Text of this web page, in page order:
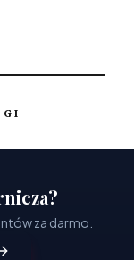
za darmo.